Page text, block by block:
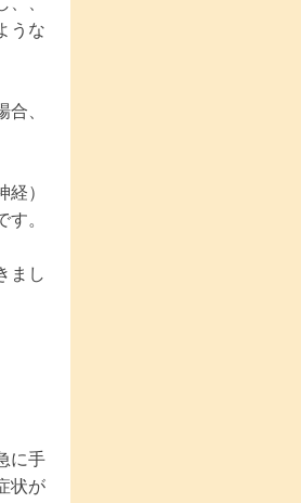
うな
、
）
。
まし
に手
状が